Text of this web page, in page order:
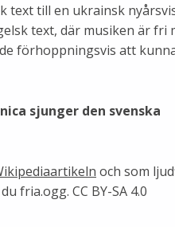
text till en ukrainsk
text, där musiken är fri
förhoppningsvis att
sjunger den svenska
och som
fria.ogg. CC BY-SA 4.0